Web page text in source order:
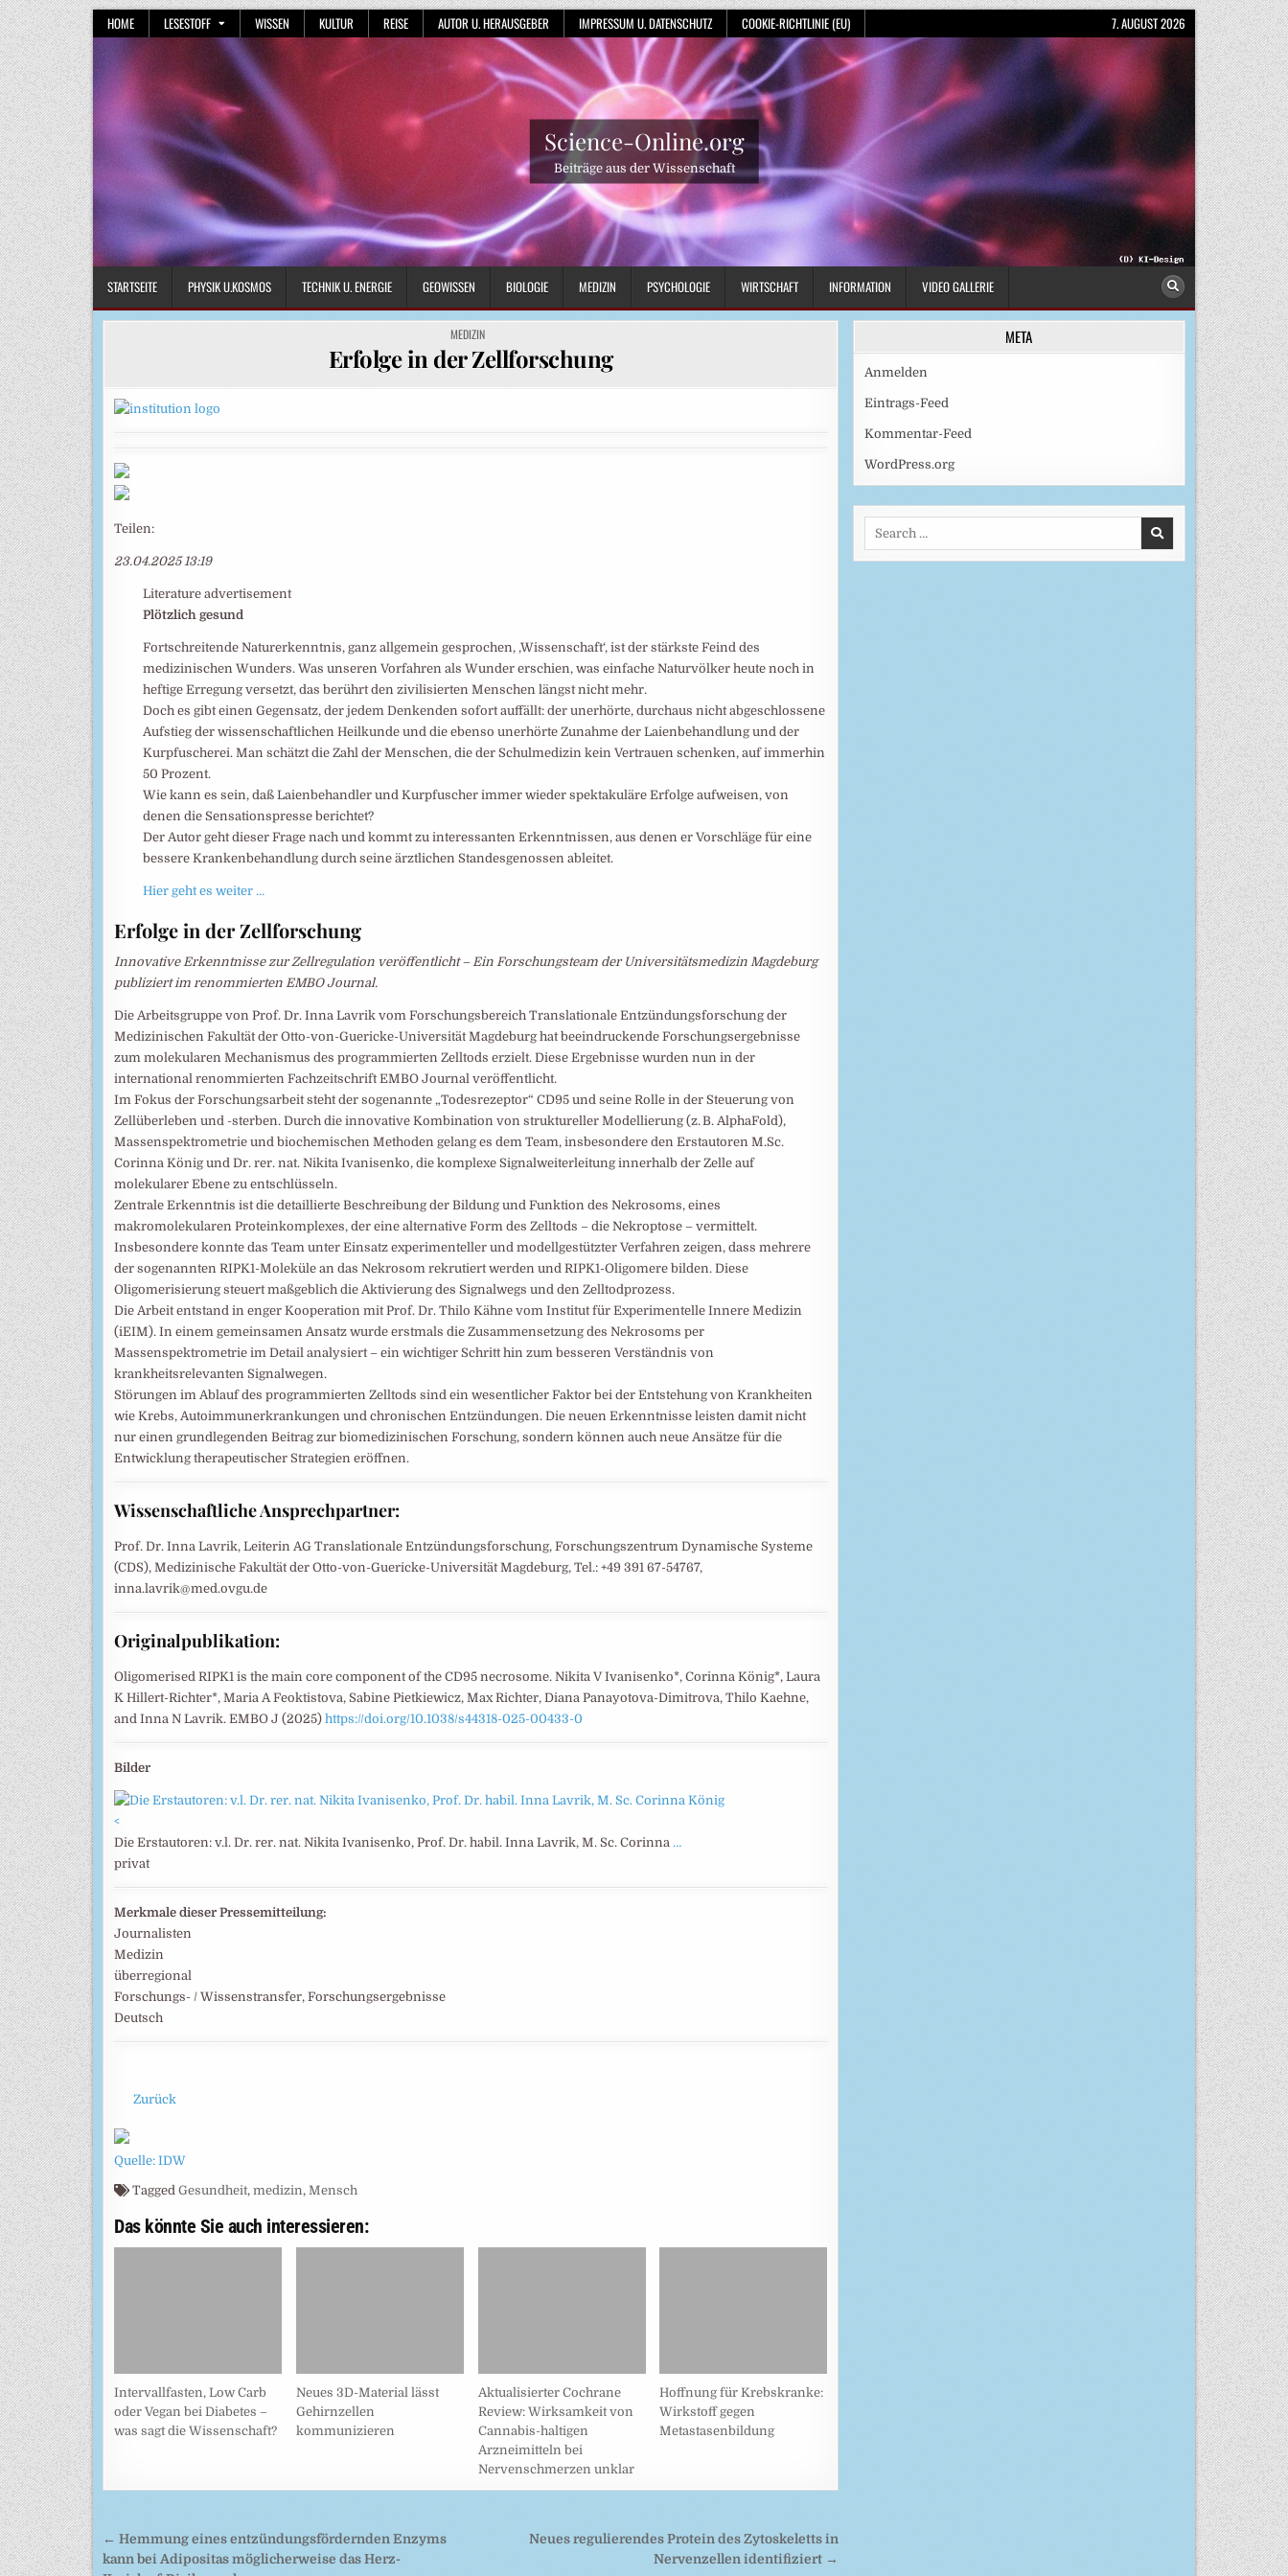
Skip
to
content
HOME LESESTOFF WISSEN KULTUR REISE AUTOR U. HERAUSGEBER IMPRESSUM U. DATENSCHUTZ COOKIE-RICHTLINIE (EU) 7. AUGUST 2026
Science-Online.org
Beiträge aus der Wissenschaft
STARTSEITE PHYSIK U.KOSMOS TECHNIK U. ENERGIE GEOWISSEN BIOLOGIE MEDIZIN PSYCHOLOGIE WIRTSCHAFT INFORMATION VIDEO GALLERIE
POSTED
IN
MEDIZIN
Erfolge in der Zellforschung
Teilen:
23.04.2025 13:19
Literature advertisement
Plötzlich gesund
Fortschreitende Naturerkenntnis, ganz allgemein gesprochen, ‚Wissenschaft‘, ist der stärkste Feind des
medizinischen Wunders. Was unseren Vorfahren als Wunder erschien, was einfache Naturvölker heute noch in
heftige Erregung versetzt, das berührt den zivilisierten Menschen längst nicht mehr.
Doch es gibt einen Gegensatz, der jedem Denkenden sofort auffällt: der unerhörte, durchaus nicht abgeschlossene
Aufstieg der wissenschaftlichen Heilkunde und die ebenso unerhörte Zunahme der Laienbehandlung und der
Kurpfuscherei. Man schätzt die Zahl der Menschen, die der Schulmedizin kein Vertrauen schenken, auf immerhin
50 Prozent.
Wie kann es sein, daß Laienbehandler und Kurpfuscher immer wieder spektakuläre Erfolge aufweisen, von
denen die Sensationspresse berichtet?
Der Autor geht dieser Frage nach und kommt zu interessanten Erkenntnissen, aus denen er Vorschläge für eine
bessere Krankenbehandlung durch seine ärztlichen Standesgenossen ableitet.
Hier geht es weiter …
Erfolge in der Zellforschung
Innovative Erkenntnisse zur Zellregulation veröffentlicht – Ein Forschungsteam der Universitätsmedizin Magdeburg
publiziert im renommierten EMBO Journal.
Die Arbeitsgruppe von Prof. Dr. Inna Lavrik vom Forschungsbereich Translationale Entzündungsforschung der
Medizinischen Fakultät der Otto-von-Guericke-Universität Magdeburg hat beeindruckende Forschungsergebnisse
zum molekularen Mechanismus des programmierten Zelltods erzielt. Diese Ergebnisse wurden nun in der
international renommierten Fachzeitschrift EMBO Journal veröffentlicht.
Im Fokus der Forschungsarbeit steht der sogenannte „Todesrezeptor“ CD95 und seine Rolle in der Steuerung von
Zellüberleben und -sterben. Durch die innovative Kombination von struktureller Modellierung (z. B. AlphaFold),
Massenspektrometrie und biochemischen Methoden gelang es dem Team, insbesondere den Erstautoren M.Sc.
Corinna König und Dr. rer. nat. Nikita Ivanisenko, die komplexe Signalweiterleitung innerhalb der Zelle auf
molekularer Ebene zu entschlüsseln.
Zentrale Erkenntnis ist die detaillierte Beschreibung der Bildung und Funktion des Nekrosoms, eines
makromolekularen Proteinkomplexes, der eine alternative Form des Zelltods – die Nekroptose – vermittelt.
Insbesondere konnte das Team unter Einsatz experimenteller und modellgestützter Verfahren zeigen, dass mehrere
der sogenannten RIPK1-Moleküle an das Nekrosom rekrutiert werden und RIPK1-Oligomere bilden. Diese
Oligomerisierung steuert maßgeblich die Aktivierung des Signalwegs und den Zelltodprozess.
Die Arbeit entstand in enger Kooperation mit Prof. Dr. Thilo Kähne vom Institut für Experimentelle Innere Medizin
(iEIM). In einem gemeinsamen Ansatz wurde erstmals die Zusammensetzung des Nekrosoms per
Massenspektrometrie im Detail analysiert – ein wichtiger Schritt hin zum besseren Verständnis von
krankheitsrelevanten Signalwegen.
Störungen im Ablauf des programmierten Zelltods sind ein wesentlicher Faktor bei der Entstehung von Krankheiten
wie Krebs, Autoimmunerkrankungen und chronischen Entzündungen. Die neuen Erkenntnisse leisten damit nicht
nur einen grundlegenden Beitrag zur biomedizinischen Forschung, sondern können auch neue Ansätze für die
Entwicklung therapeutischer Strategien eröffnen.
Wissenschaftliche Ansprechpartner:
Prof. Dr. Inna Lavrik, Leiterin AG Translationale Entzündungsforschung, Forschungszentrum Dynamische Systeme
(CDS), Medizinische Fakultät der Otto-von-Guericke-Universität Magdeburg, Tel.: +49 391 67-54767,
inna.lavrik@med.ovgu.de
Originalpublikation:
Oligomerised RIPK1 is the main core component of the CD95 necrosome. Nikita V Ivanisenko*, Corinna König*, Laura
K Hillert-Richter*, Maria A Feoktistova, Sabine Pietkiewicz, Max Richter, Diana Panayotova-Dimitrova, Thilo Kaehne,
and Inna N Lavrik. EMBO J (2025) https://doi.org/10.1038/s44318-025-00433-0
Bilder
<
Die Erstautoren: v.l. Dr. rer. nat. Nikita Ivanisenko, Prof. Dr. habil. Inna Lavrik, M. Sc. Corinna …
privat
Merkmale dieser Pressemitteilung:
Journalisten
Medizin
überregional
Forschungs- / Wissenstransfer, Forschungsergebnisse
Deutsch
Zurück
Quelle: IDW
Tagged Gesundheit, medizin, Mensch
Das könnte Sie auch interessieren:
Intervallfasten, Low Carb
oder Vegan bei Diabetes –
was sagt die Wissenschaft?
Neues 3D-Material lässt
Gehirnzellen
kommunizieren
Aktualisierter Cochrane
Review: Wirksamkeit von
Cannabis-haltigen
Arzneimitteln bei
Nervenschmerzen unklar
Hoffnung für Krebskranke:
Wirkstoff gegen
Metastasenbildung
Beitragsnavigation
Neues regulierendes Protein des Zytoskeletts in
Nervenzellen identifiziert →
← Hemmung eines entzündungsfördernden Enzyms
kann bei Adipositas möglicherweise das Herz-
META
Anmelden
Eintrags-Feed
Kommentar-Feed
WordPress.org